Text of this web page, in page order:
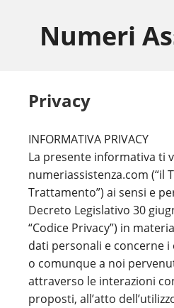
primaryNumeri
Privacy
INFORMATIVA PRIVACY
La presente informativa ti
numeriassistenza.com (“il
Trattamento”) ai sensi e
Decreto Legislativo 30
“Codice Privacy”) in
dati personali e concerne
o comunque a noi
attraverso le interazioni
proposti, all’atto